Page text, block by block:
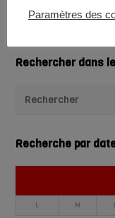
Rechercher dans
Recherche par
L M
Paramètres des